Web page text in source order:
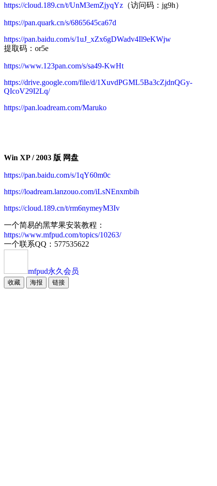
https://cloud.189.cn/t/UnM3emZjyqYz （访问码：jg9h）
https://pan.quark.cn/s/6865645ca67d
https://pan.baidu.com/s/1uJ_xZx6gDWadv4Il9eKWjw
提取码：or5e
https://www.123pan.com/s/sa49-KwHt
https://drive.google.com/file/d/1XuvdPGML5Ba3cZjdnQGy-
QIcoV29I2Lq/
https://pan.loadream.com/Maruko
Win XP / 2003 版 网盘
https://pan.baidu.com/s/1qY60m0c
https://loadream.lanzouo.com/iLsNEnxmbih
https://cloud.189.cn/t/rm6nymeyM3Iv
一个简易的黑苹果安装教程：
https://www.mfpud.com/topics/10263/
一个联系QQ：577535622
mfpud永久会员
收藏 海报 链接